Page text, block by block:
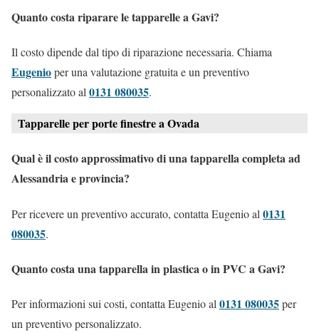
Quanto costa riparare le tapparelle a Gavi?
Il costo dipende dal tipo di riparazione necessaria. Chiama
Eugenioper una valutazione gratuita e un preventivo
personalizzato al 0131 080035.
Tapparelle per porte finestre a Ovada
Qual è il costo approssimativo di una tapparella completa ad
Alessandria e provincia?
Per ricevere un preventivo accurato, contatta Eugenio al 0131
080035.
Quanto costa una tapparella in plastica o in PVC a Gavi?
Per informazioni sui costi, contatta Eugenio al 0131 080035per
un preventivo personalizzato.